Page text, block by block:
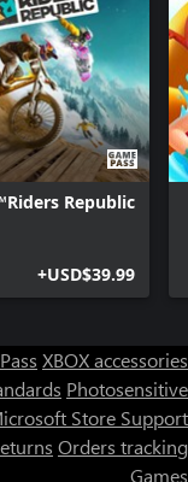
Riders Republic™
USD$39.99+
XBOX accessories
Photosensitive
Store Support
Orders tracking
Games